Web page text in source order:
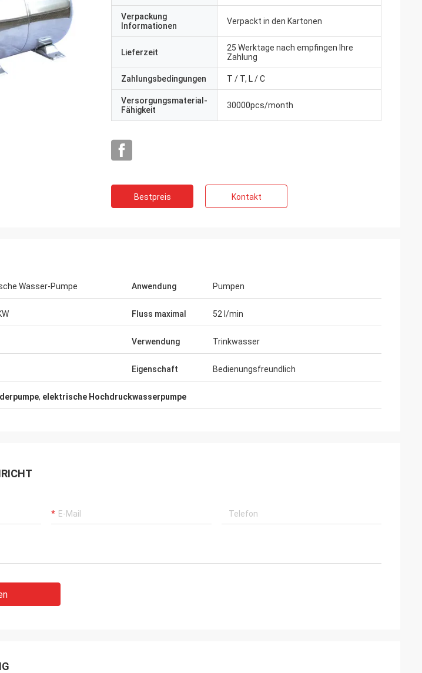
Mr.Yılmaz Türkoğlu
als 3 Jahre sehr Berufs
alle Produkte sind
der Ausrüstung
Vadim Zabiiaka
Zhongzhi tut wirklich gutes auf dem
Entwurf und der Herstellung der Produkte.
Erfahrene Ingenieure halten uns sehr nett
instand.
Verpackung
Informationen
Verpackt in den Kartonen
Lieferzeit
25 Werktage nach empfingen Ihre
Zahlung
Zahlungsbedingungen T / T, L / C
Versorgungsmaterial-
Fähigkeit
30000pcs/month
Bestpreis Kontakt
Wasser-Pumpe Anwendung Pumpen
Fluss maximal 52 l/min
Verwendung Trinkwasser
Eigenschaft Bedienungsfreundlich
, elektrische Hochdruckwasserpumpe